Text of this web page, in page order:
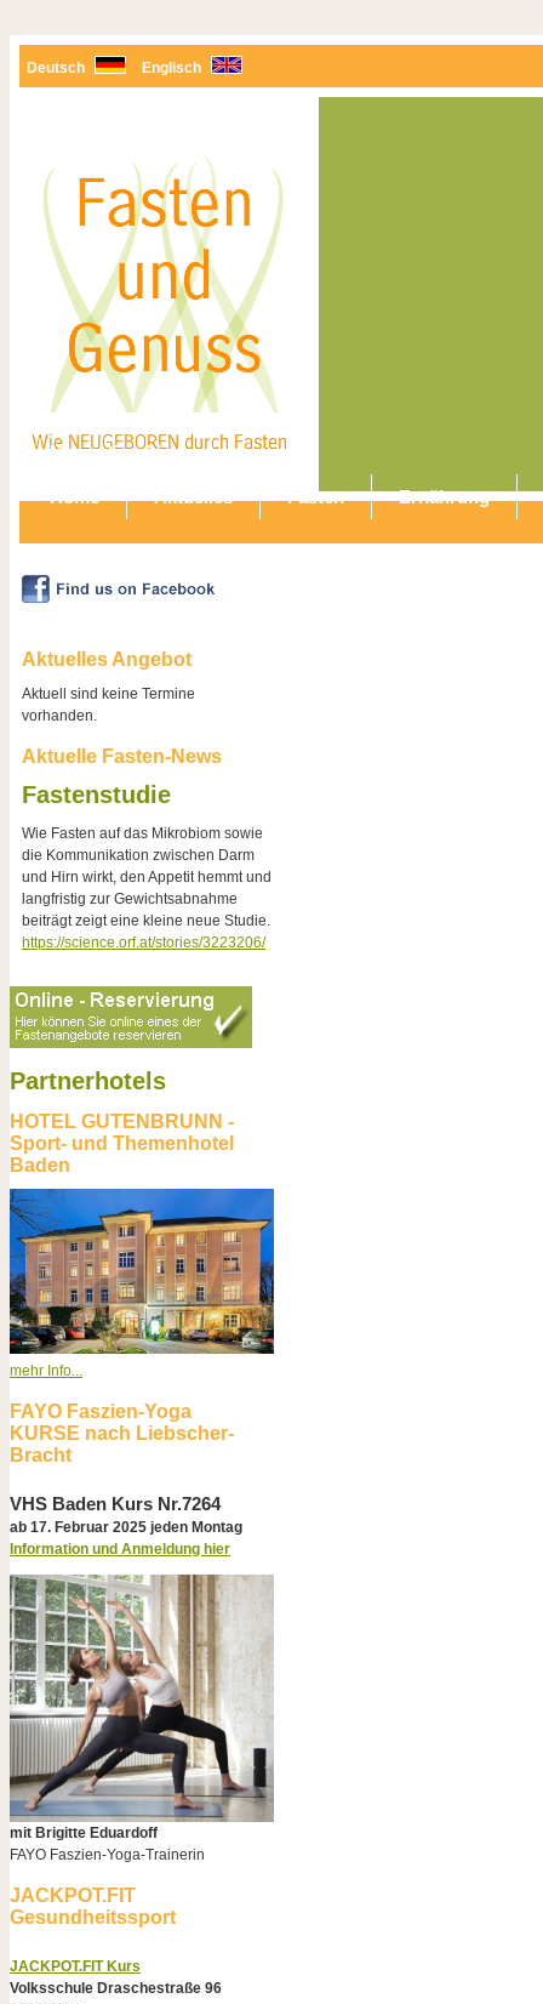
Deutsch Englisch
Navigation überspringen
Home Aktuelles Fasten Ernährung
Aktuelles Angebot
Aktuell sind keine Termine
vorhanden.
Aktuelle Fasten-News
Fastenstudie
Wie Fasten auf das Mikrobiom sowie
die Kommunikation zwischen Darm
und Hirn wirkt, den Appetit hemmt und
langfristig zur Gewichtsabnahme
beiträgt zeigt eine kleine neue Studie.
https://science.orf.at/stories/3223206/
Partnerhotels
HOTEL GUTENBRUNN -
Sport- und Themenhotel
Baden
mehr Info...
FAYO Faszien-Yoga
KURSE nach Liebscher-
Bracht
VHS Baden Kurs Nr.7264
ab 17. Februar 2025 jeden Montag
Information und Anmeldung hier
mit Brigitte Eduardoff
FAYO Faszien-Yoga-Trainerin
JACKPOT.FIT
Gesundheitssport
JACKPOT.FIT Kurs
Volksschule Draschestraße 96